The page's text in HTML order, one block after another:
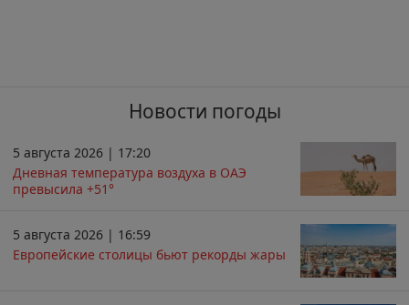
Новости погоды
5 августа 2026 | 17:20
Дневная температура воздуха в ОАЭ
превысила +51°
5 августа 2026 | 16:59
Европейские столицы бьют рекорды жары